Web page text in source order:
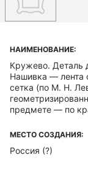
НАИМЕНОВАНИЕ:
Кружево. Деталь
Нашивка — лента
сетка (по М. Н.
предмете — по
МЕСТО СОЗДАНИЯ:
Россия (?)